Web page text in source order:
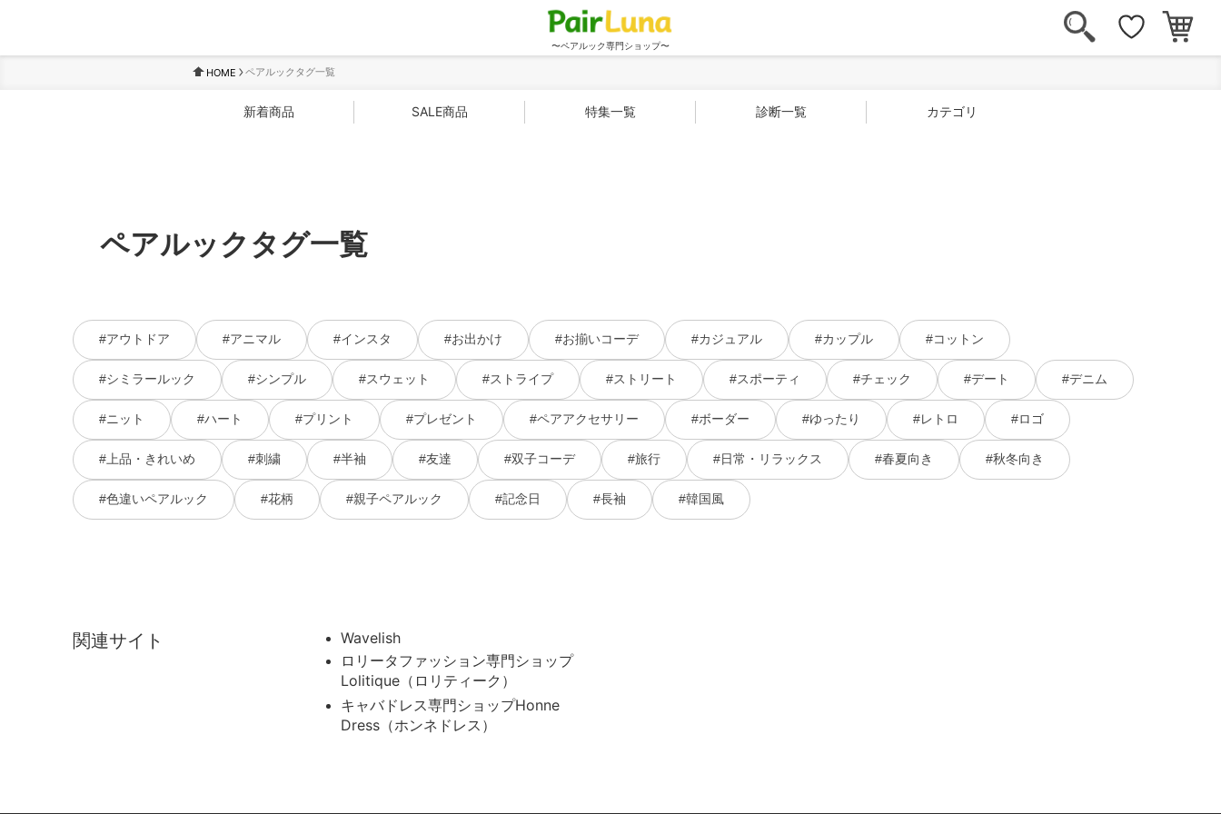
〜ペアルック専門ショップ〜
HOME ペアルックタグ一覧
新着商品 SALE商品 特集一覧 診断一覧 カテゴリ
ペアルックタグ一覧
#アウトドア #アニマル #インスタ #お出かけ #お揃いコーデ #カジュアル #カップル #コットン
#シミラールック #シンプル #スウェット #ストライプ #ストリート #スポーティ #チェック #デート #デニム
#ニット #ハート #プリント #プレゼント #ペアアクセサリー #ボーダー #ゆったり #レトロ #ロゴ
#上品・きれいめ #刺繍 #半袖 #友達 #双子コーデ #旅行 #日常・リラックス #春夏向き #秋冬向き
#色違いペアルック #花柄 #親子ペアルック #記念日 #長袖 #韓国風
関連サイト
Wavelish
ロリータファッション専門ショップ
Lolitique（ロリティーク）
キャバドレス専門ショップHonne
Dress（ホンネドレス）